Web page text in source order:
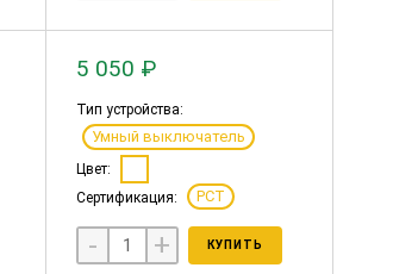
5 050 ₽
Тип устройства:
Умный выключатель
Цвет:
Сертификация:
РСТ
- + КУПИТЬ